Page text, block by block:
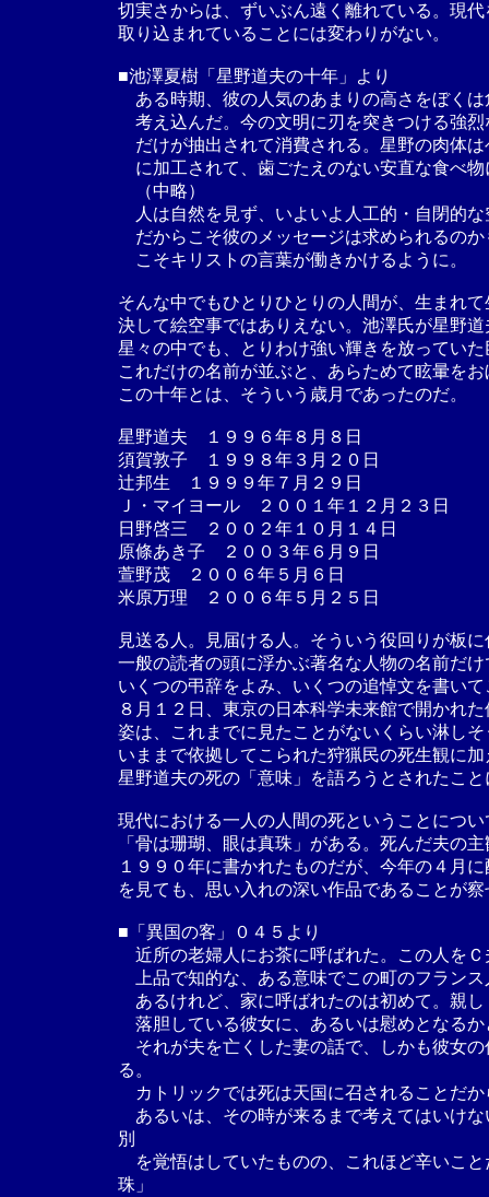
切実さからは、ずいぶん遠く離れている。現
取り込まれていることには変わりがない。
■池澤夏樹「星野道夫の十年」より
ある時期、彼の人気のあまりの高さをぼく
考え込んだ。今の文明に刃を突きつける強
だけが抽出されて消費される。星野の肉体
に加工されて、歯ごたえのない安直な食べ物
（中略）
人は自然を見ず、いよいよ人工的・自閉的
だからこそ彼のメッセージは求められるの
こそキリストの言葉が働きかけるように。
そんな中でもひとりひとりの人間が、生まれ
決して絵空事ではありえない。池澤氏が星野
星々の中でも、とりわけ強い輝きを放ってい
これだけの名前が並ぶと、あらためて眩暈をお
この十年とは、そういう歳月であったのだ。
星野道夫 １９９６年８月８日
須賀敦子 １９９８年３月２０日
辻邦生 １９９９年７月２９日
Ｊ・マイヨール ２００１年１２月２３日
日野啓三 ２００２年１０月１４日
原條あき子 ２００３年６月９日
萱野茂 ２００６年５月６日
米原万理 ２００６年５月２５日
見送る人。見届ける人。そういう役回りが板
一般の読者の頭に浮かぶ著名な人物の名前だ
いくつの弔辞をよみ、いくつの追悼文を書い
８月１２日、東京の日本科学未来館で開かれ
姿は、これまでに見たことがないくらい淋し
いままで依拠してこられた狩猟民の死生観に
星野道夫の死の「意味」を語ろうとされたこ
現代における一人の人間の死ということにつ
「骨は珊瑚、眼は真珠」がある。死んだ夫の
１９９０年に書かれたものだが、今年の４月
を見ても、思い入れの深い作品であることが
■「異国の客」０４５より
近所の老婦人にお茶に呼ばれた。この人を
上品で知的な、ある意味でこの町のフラン
あるけれど、家に呼ばれたのは初めて。親
落胆している彼女に、あるいは慰めとなる
それが夫を亡くした妻の話で、しかも彼女
る。
カトリックでは死は天国に召されることだ
あるいは、その時が来るまで考えてはいけ
別
を覚悟はしていたものの、これほど辛いこ
珠」